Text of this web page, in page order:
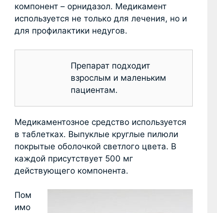
компонент – орнидазол. Медикамент
используется не только для лечения, но и
для профилактики недугов.
Препарат подходит
взрослым и маленьким
пациентам.
Медикаментозное средство используется
в таблетках. Выпуклые круглые пилюли
покрытые оболочкой светлого цвета. В
каждой присутствует 500 мг
действующего компонента.
Пом
имо